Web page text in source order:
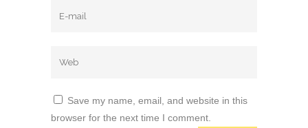
Save my name, email, and website in this
browser for the next time I comment.